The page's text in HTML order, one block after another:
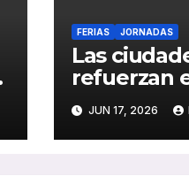
FERIAS JORNADAS
Las
refuerzan
transporte
ante el reto
demanda,
JUN 17, 2026